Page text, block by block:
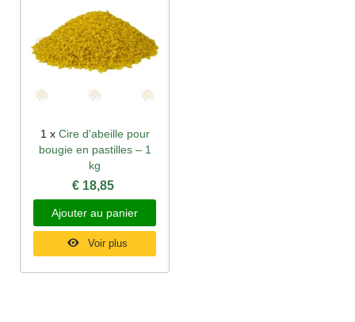
1 x Cire d'abeille pour
bougie en pastilles – 1
kg
€ 18,85
Ajouter au panier
Voir plus